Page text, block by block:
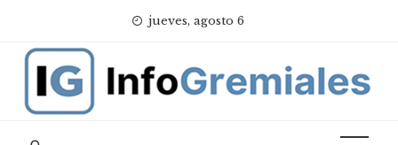
content
jueves, agosto 6